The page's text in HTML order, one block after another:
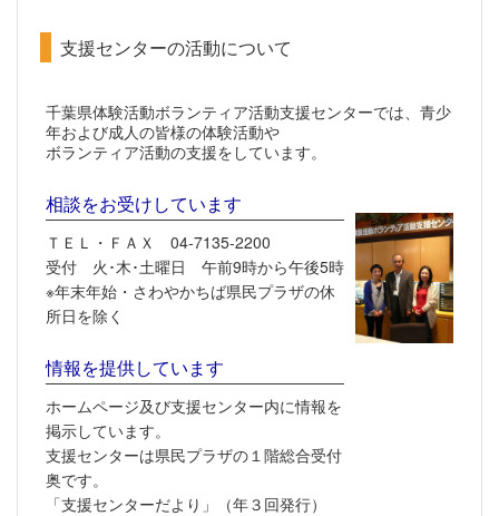
支援センターの活動について
千葉県体験活動ボランティア活動支援センターでは、青少
年および成人の皆様の体験活動や
ボランティア活動の支援をしています。
相談をお受けしています
ＴＥＬ・ＦＡＸ 04-7135-2200
受付 火･木･土曜日 午前9時から午後5時
※年末年始・さわやかちば県民プラザの休
所日を除く
情報を提供しています
ホームページ及び支援センター内に情報を
掲示しています。
支援センターは県民プラザの１階総合受付
奥です。
「支援センターだより」（年３回発行）